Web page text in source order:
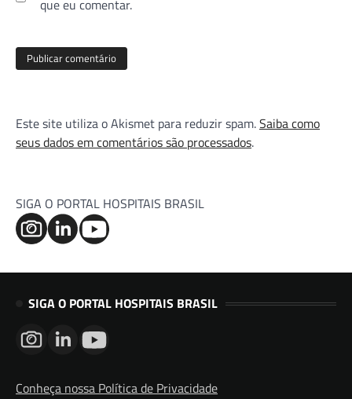
que eu comentar.
Este site utiliza o Akismet para reduzir spam.Saiba como
seus dados em comentários são processados.
SIGA O PORTAL HOSPITAIS BRASIL
SIGA O PORTAL HOSPITAIS BRASIL
Conheça nossa Política de Privacidade